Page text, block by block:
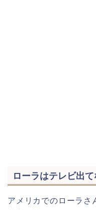
ローラはテレビ出
アメリカでのローラさ